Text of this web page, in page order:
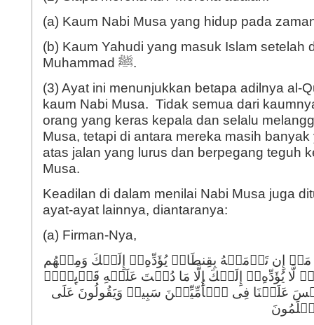
(a) Kaum Nabi Musa yang hidup pada
(b) Kaum Yahudi yang masuk Islam setelah
Muhammad ﷺ.
(3) Ayat ini menunjukkan betapa adilnya al-
kaum Nabi Musa. Tidak semua dari
orang yang keras kepala dan selalu
Musa, tetapi di antara mereka masih
atas jalan yang lurus dan berpegang teguh
Musa.
Keadilan di dalam menilai Nabi Musa juga
ayat-ayat lainnya, diantaranya:
(a) Firman-Nya,
إِن تَأۡمَنۡهُ بِقِنطَارࣲ یُؤَدِّهِۦۤ إِلَیۡكَ وَمِنۡهُم
لَّا یُؤَدِّهِۦۤ إِلَیۡكَ إِلَّا مَا دُمۡتَ عَلَیۡهِ قَاۤىِٕمࣰاۗ
عَلَیۡنَا فِی ٱلۡأُمِّیِّـۧنَ سَبِیلࣱ وَیَقُولُونَ عَلَى